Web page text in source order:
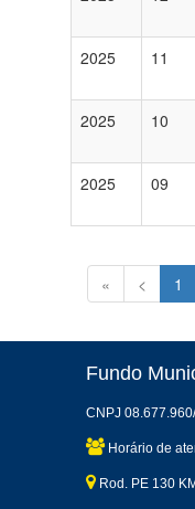
2025 11
2025 10
2025 09
« < 1
Fundo
CNPJ
Horário de
Rod. PE 130